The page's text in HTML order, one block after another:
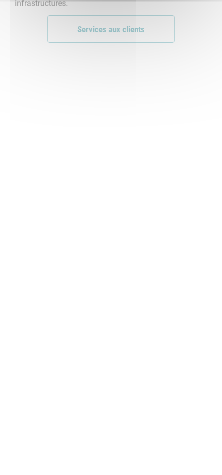
infrastructures.
Services aux clients